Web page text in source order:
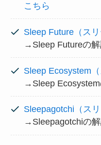
こちら
Sleep Future（ス
→Sleep Futureの
Sleep Ecosystem
→Sleep
Sleepagotchi（スリ
→Sleepagotchiの